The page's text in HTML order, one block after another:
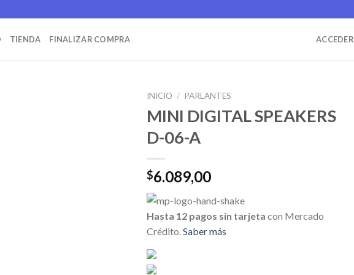
TIENDA FINALIZAR COMPRA ACCEDER
INICIO / PARLANTES
MINI DIGITAL SPEAKERS
D-06-A
$6.089,00
Hasta 12 pagos sin tarjeta con Mercado
Crédito.Saber más